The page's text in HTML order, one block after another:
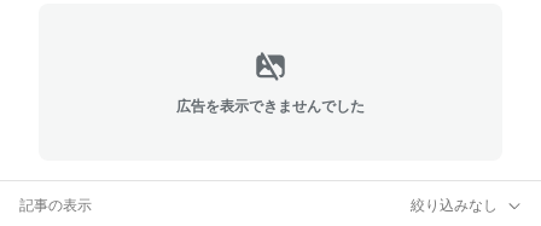
広告を表示できませんでした
記事の表示 絞り込みなし